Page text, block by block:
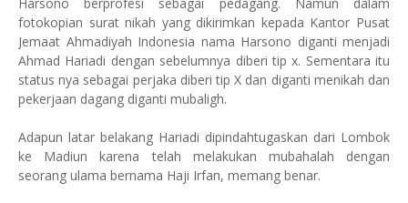
fotokopian surat nikah yang dikirimkan kepada Kantor Pusat
Jemaat Ahmadiyah Indonesia nama Harsono diganti menjadi
Ahmad Hariadi dengan sebelumnya diberi tip x. Sementara itu
status nya sebagai perjaka diberi tip X dan diganti menikah dan
pekerjaan dagang diganti mubaligh.
Adapun latar belakang Hariadi dipindahtugaskan dari Lombok
ke Madiun karena telah melakukan mubahalah dengan
seorang ulama bernama Haji Irfan, memang benar.